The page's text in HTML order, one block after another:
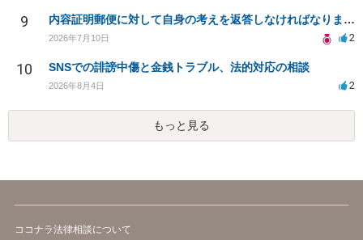
9 内容証明郵便に対して自身の考えを返答しなければなりませんか？
2026年7月10日 2
10 SNSでの誹謗中傷と金銭トラブル、法的対応の相談
2026年8月4日 2
もっと見る
ココナラ法律相談について